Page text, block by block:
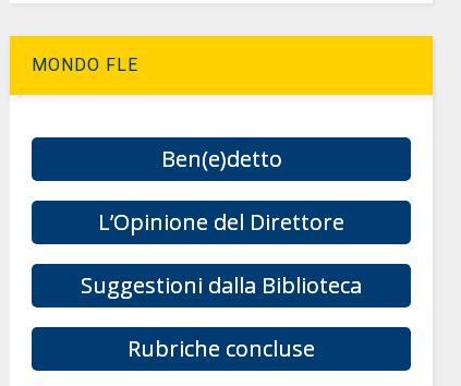
MONDO FLE
Ben(e)detto
L’Opinione del Direttore
Suggestioni dalla Biblioteca
Rubriche concluse